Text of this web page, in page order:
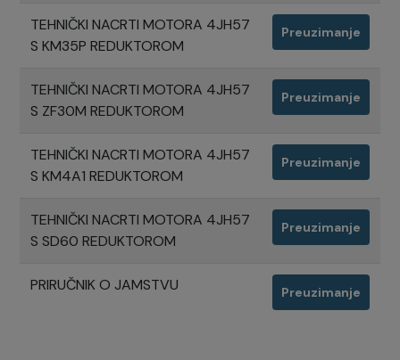
TEHNIČKI NACRTI MOTORA 4JH57
S KM35P REDUKTOROM
Preuzimanje
TEHNIČKI NACRTI MOTORA 4JH57
S ZF30M REDUKTOROM
Preuzimanje
TEHNIČKI NACRTI MOTORA 4JH57
S KM4A1 REDUKTOROM
Preuzimanje
TEHNIČKI NACRTI MOTORA 4JH57
S SD60 REDUKTOROM
Preuzimanje
PRIRUČNIK O JAMSTVU Preuzimanje